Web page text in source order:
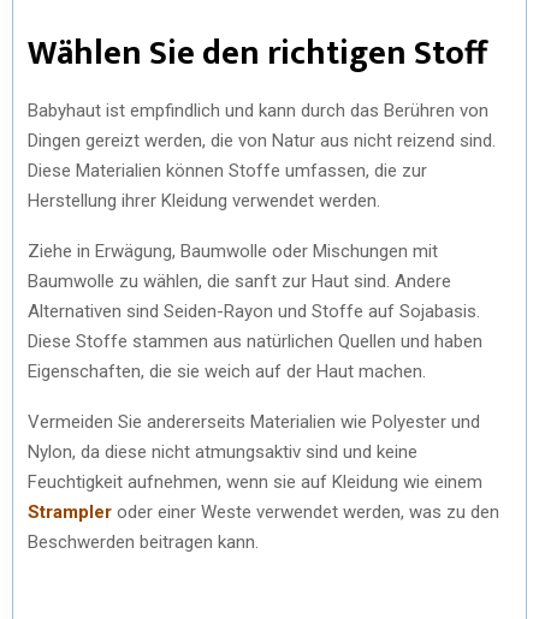
Wählen Sie den richtigen Stoff
Babyhaut ist empfindlich und kann durch das Berühren von
Dingen gereizt werden, die von Natur aus nicht reizend sind.
Diese Materialien können Stoffe umfassen, die zur
Herstellung ihrer Kleidung verwendet werden.
Ziehe in Erwägung, Baumwolle oder Mischungen mit
Baumwolle zu wählen, die sanft zur Haut sind. Andere
Alternativen sind Seiden-Rayon und Stoffe auf Sojabasis.
Diese Stoffe stammen aus natürlichen Quellen und haben
Eigenschaften, die sie weich auf der Haut machen.
Vermeiden Sie andererseits Materialien wie Polyester und
Nylon, da diese nicht atmungsaktiv sind und keine
Feuchtigkeit aufnehmen, wenn sie auf Kleidung wie einem
Strampler oder einer Weste verwendet werden, was zu den
Beschwerden beitragen kann.